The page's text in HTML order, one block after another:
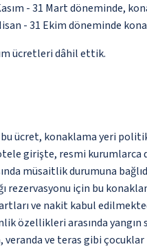
- 31 Mart döneminde,
- 31 Ekim döneminde
ücretleri dâhil ettik.
ücret, konaklama yeri
girişte, resmi
müsaitlik durumuna
rezervasyonu için bu
ve nakit kabul
özellikleri arasında yangın
ve teras gibi